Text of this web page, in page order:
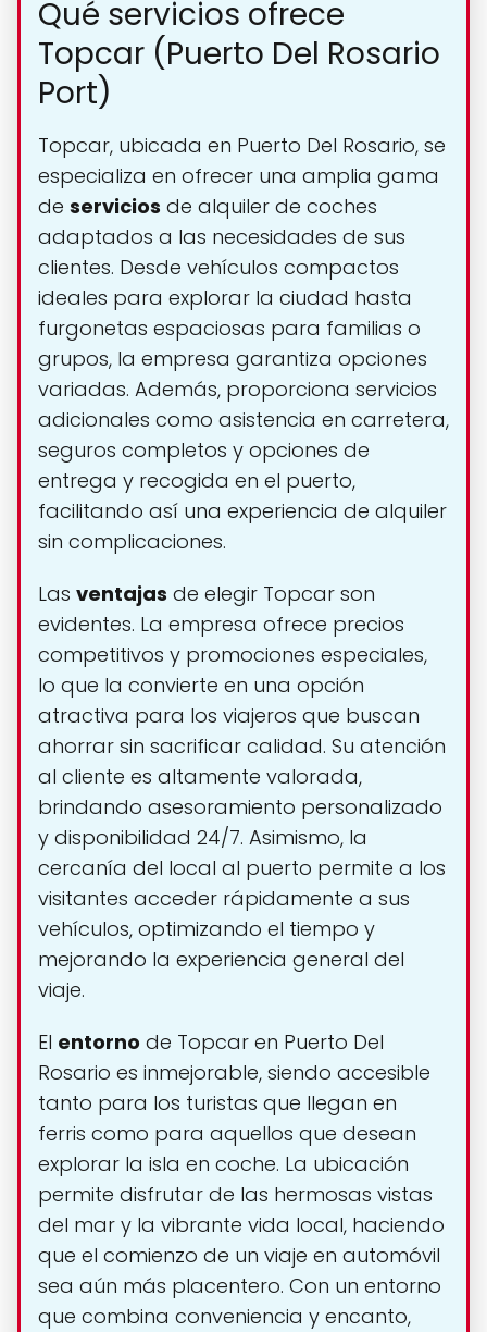
Qué servicios ofrece
Topcar (Puerto Del Rosario
Port)
Topcar, ubicada en Puerto Del Rosario, se
especializa en ofrecer una amplia gama
de servicios de alquiler de coches
adaptados a las necesidades de sus
clientes. Desde vehículos compactos
ideales para explorar la ciudad hasta
furgonetas espaciosas para familias o
grupos, la empresa garantiza opciones
variadas. Además, proporciona servicios
adicionales como asistencia en carretera,
seguros completos y opciones de
entrega y recogida en el puerto,
facilitando así una experiencia de alquiler
sin complicaciones.
Las ventajas de elegir Topcar son
evidentes. La empresa ofrece precios
competitivos y promociones especiales,
lo que la convierte en una opción
atractiva para los viajeros que buscan
ahorrar sin sacrificar calidad. Su atención
al cliente es altamente valorada,
brindando asesoramiento personalizado
y disponibilidad 24/7. Asimismo, la
cercanía del local al puerto permite a los
visitantes acceder rápidamente a sus
vehículos, optimizando el tiempo y
mejorando la experiencia general del
viaje.
El entorno de Topcar en Puerto Del
Rosario es inmejorable, siendo accesible
tanto para los turistas que llegan en
ferris como para aquellos que desean
explorar la isla en coche. La ubicación
permite disfrutar de las hermosas vistas
del mar y la vibrante vida local, haciendo
que el comienzo de un viaje en automóvil
sea aún más placentero. Con un entorno
que combina conveniencia y encanto,